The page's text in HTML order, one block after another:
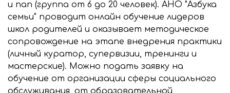
и пап (группа от 6 до 20 человек). АНО "Азбука
семьи" проводит онлайн обучение лидеров
школ родителей и оказывает методическое
сопровождение на этапе внедрения практики
(личный куратор, супервизии, тренинги и
мастерские). Можно подать заявку на
обучение от организации сферы социального
обслуживания, от образовательной